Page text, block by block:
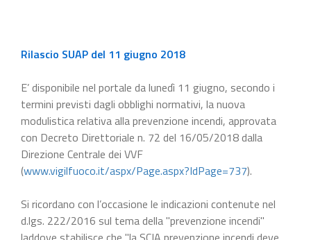
Rilascio SUAP del 11 giugno 2018
E’ disponibile nel portale da lunedì 11 giugno, secondo i
termini previsti dagli obblighi normativi, la nuova
modulistica relativa alla prevenzione incendi, approvata
con Decreto Direttoriale n. 72 del 16/05/2018 dalla
Direzione Centrale dei VVF
(www.vigilfuoco.it/aspx/Page.aspx?IdPage=737).
Si ricordano con l’occasione le indicazioni contenute nel
d.lgs. 222/2016 sul tema della "prevenzione incendi"